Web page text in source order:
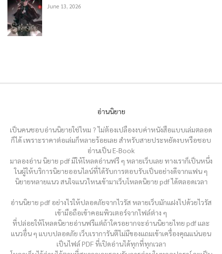
June 13, 2026
อ่านนิยาย
เป็นคนชอบอ่านนิยายใช่ไหม ? ไม่ต้องเปลืองงบค่าหนังสือแบบเล่มตลอด
ก็ได้ เพราะราคาต่อเล่มก็หลายร้อยเลย สำหรับสายประหยัดงบหรือชอบ
อ่านเป็น E-Book
มาลองอ่าน นิยาย pdf มีให้โหลดอ่านฟรี ๆ หลายเว็บเลย ทางเราก็เป็นหนึ่ง
ในผู้ให้บริการนิยายออนไลน์ที่ได้รับการตอบรับเป็นอย่างดีจากแฟน ๆ
นิยายหลายแนว สนใจแนวไหนเข้ามาเว็บโหลดนิยาย pdf ได้ตลอดเวลา
อ่านนิยาย pdf อย่างไรให้ปลอดภัยจากไวรัส หลายเว็บมักแฝงไปด้วยไวรัส
เข้ามือถือเข้าคอมพิวเตอร์จากไฟล์ต่าง ๆ
ที่ปล่อยให้โหลดนิยายอ่านฟรีแต่ถ้าใครอยากจะอ่านนิยายไทย pdf และ
แนวอื่น ๆ แบบปลอดภัย เว็บเราการันตีไม่มีของแถมเข้าเครื่องคุณแน่นอน
เป็นไฟล์ PDF ที่เปิดอ่านได้ทุกที่ทุกเวลา